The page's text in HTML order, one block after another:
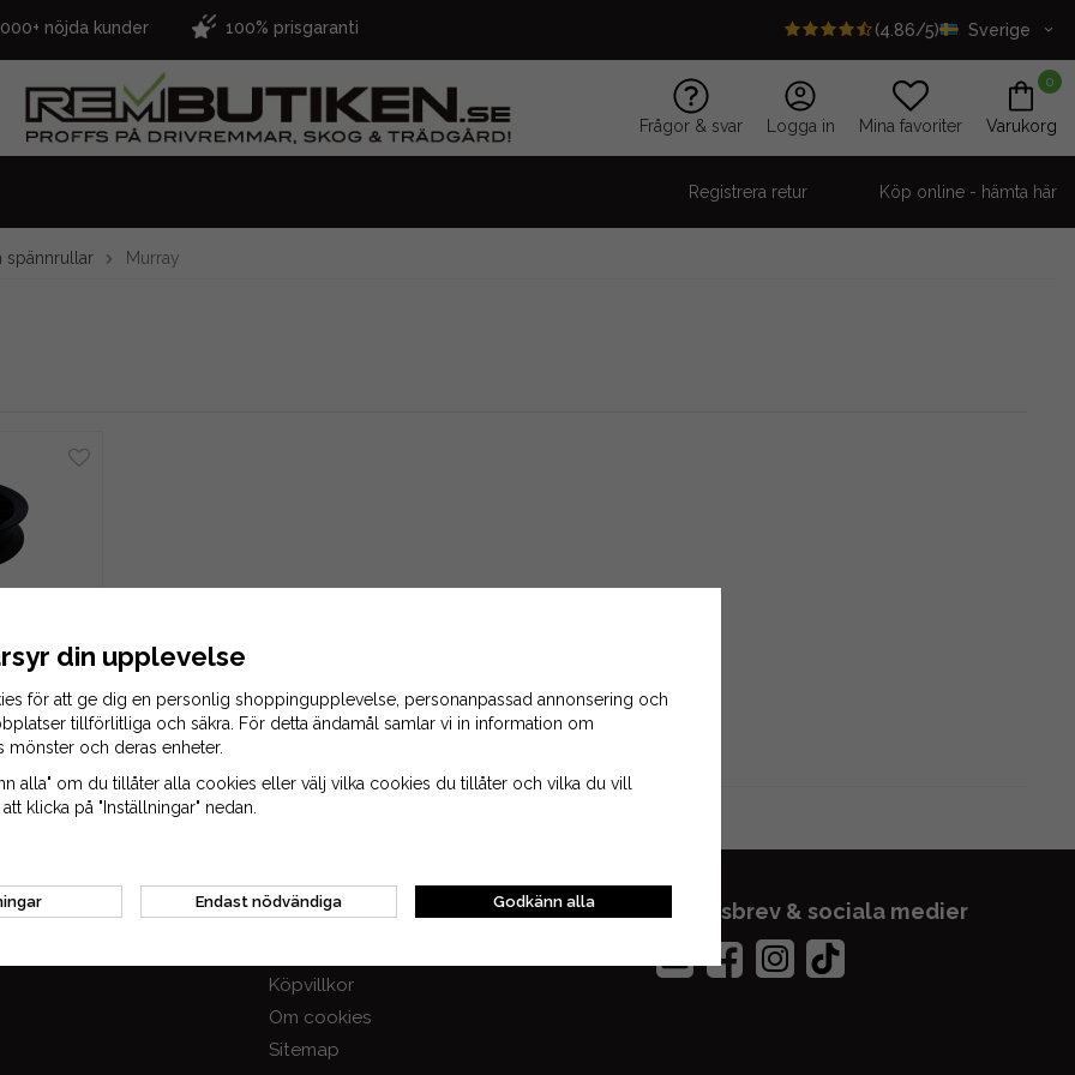
nöjda kunder 100% prisgaranti (4.86/5) Sverige
Frågor & svar Logga in Mina favoriter
0
Varukorg
Registrera retur Köp online - hämta här
spännrullar Murray
Gå till kassan
Information
Köpvillkor
Om cookies
Sitemap
Nyhetsbrev & sociala medier
din upplevelse
för att ge dig en personlig shoppingupplevelse, personanpassad annonsering och
tillförlitliga och säkra. För detta ändamål samlar vi in information om
mönster och deras enheter.
alla" om du tillåter alla cookies eller välj vilka cookies du tillåter och vilka du vill
klicka på "Inställningar" nedan.
Endast nödvändiga Godkänn alla